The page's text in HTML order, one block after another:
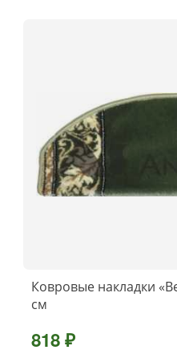
Ковровые накладки
см
818 ₽